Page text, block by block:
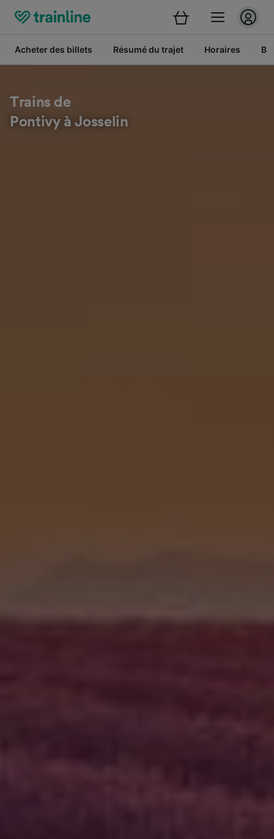
Acheter des billets Résumé du trajet Horaires
Trains de
Pontivy à Josselin